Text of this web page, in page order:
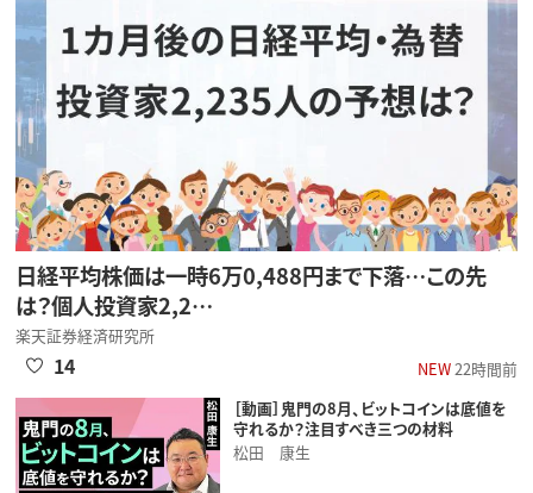
日経平均株価は一時6万0,488円まで下落…この先
は？個人投資家2,2…
楽天証券経済研究所
NEW22時間前
14
［動画］鬼門の8月、ビットコインは底値を
守れるか？注目すべき三つの材料
松田 康生